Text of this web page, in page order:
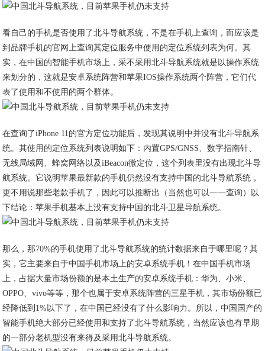
看自己的手机是否使用了北斗导航系统，不是在手机上查询，而应该是
到品牌手机的官网上查询其定位服务中使用的定位系统列表为何。其
实，在中国的智能手机市场上，采不采用北斗导航系统就是以操作系统
来划分的，这就是安卓系统阵营和苹果IOS操作系统两个阵营，它们代
表了使用和不使用的两个群体。
在查询了iPhone 11的官方定位功能后，发现其说明中并没有北斗导航系
统。其使用的定位系统列表说明如下：内置GPS/GNSS、数字指南针、
无线局域网、蜂窝网络以及iBeacon微定位，这个列表里没有出现北斗导
航系统。它说明苹果最新款的手机仍然没有支持中国的北斗导航系统，
更不用说那些老款手机了，因此可以推断出（当然也可以一一查询）以
下结论：苹果手机基本上没有支持中国的北斗卫星导航系统。
那么，那70%的手机使用了北斗导航系统的统计数据来自于哪里呢？其
实，它主要来自于中国手机市场上的安卓系统手机！在中国手机市场
上，占据大量市场份额的是本土生产的安卓系统手机：华为、小米、
OPPO、vivo等等，那个也属于安卓系统阵营的三星手机，其市场份额已
经降低到1%以下了，在中国已经没有了什么影响力。所以，中国国产的
智能手机绝大部分已经使用和支持了北斗导航系统，当然应该也有早期
的一部分老机型没有来得及采用北斗导航系统。